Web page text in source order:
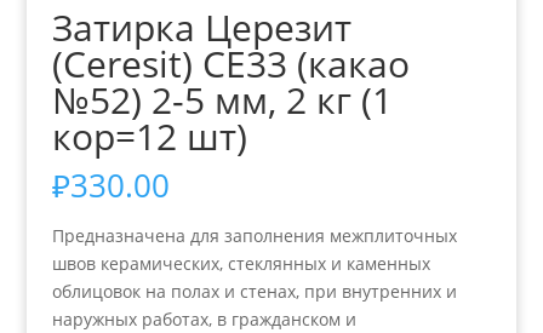
Затирка Церезит
(Ceresit) СЕ33 (какао
№52) 2-5 мм, 2 кг (1
кор=12 шт)
₽330.00
Предназначена для заполнения межплиточных
швов керамических, стеклянных и каменных
облицовок на полах и стенах, при внутренних и
наружных работах, в гражданском и